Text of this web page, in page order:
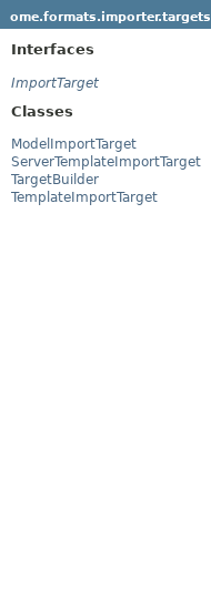
ome.formats.importer.targets
Interfaces
ImportTarget
Classes
ModelImportTarget
ServerTemplateImportTarget
TargetBuilder
TemplateImportTarget